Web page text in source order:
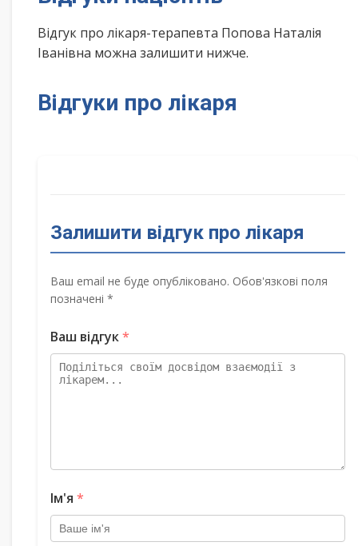
Відгук про лікаря-терапевта Попова Наталія
Іванівна можна залишити нижче.
Відгуки про лікаря
Залишити відгук про лікаря
Ваш email не буде опубліковано. Обов'язкові поля
позначені *
Ваш відгук*
Ім'я *